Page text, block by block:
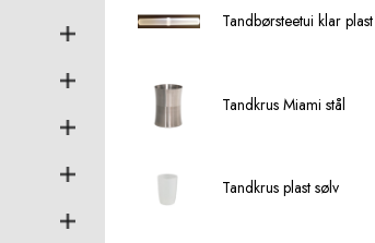
Tandbørsteetui klar plast
Tandkrus Miami stål
Tandkrus plast sølv